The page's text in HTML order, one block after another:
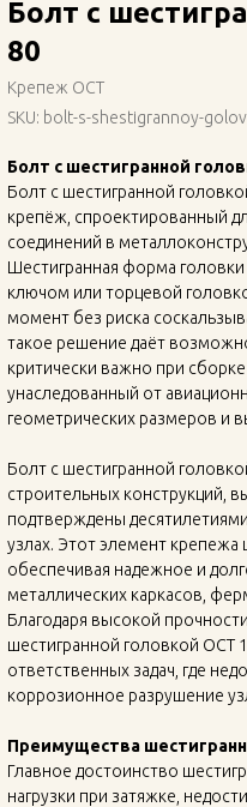
Болт с
80
Крепеж ОСТ
SKU: bolt-s-shestigrannoy-
Болт с шестигранной
Болт с шестигранной
крепёж, спроектированный
соединений в
Шестигранная форма
ключом или торцевой
момент без риска
такое решение даёт
критически важно при
унаследованный от
геометрических размеров и
Болт с шестигранной
строительных конструкций,
подтверждены
узлах. Этот элемент крепежа
обеспечивая надежное и
металлических каркасов,
Благодаря высокой
шестигранной головкой ОСТ
ответственных задач, где
коррозионное разрушение
Преимущества
Главное достоинство
нагрузки при затяжке,